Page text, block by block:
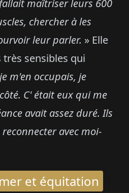
maîtriser leurs 600
chercher à les
leur parler. » Elle
sensibles qui
m'en occupais, je
C' était eux qui me
avait assez duré. Ils
avec moi-
et équitation